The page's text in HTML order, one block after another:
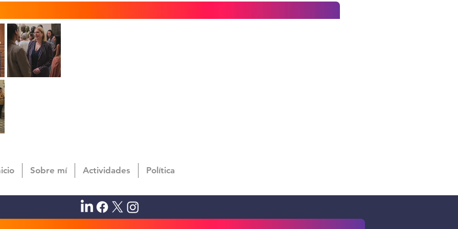
Sobre mí Actividades Política